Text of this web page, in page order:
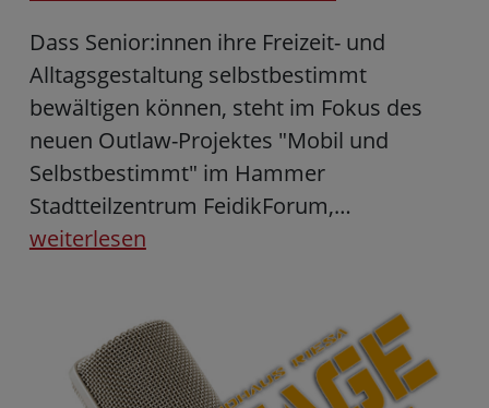
Dass Senior:innen ihre Freizeit- und
Alltagsgestaltung selbstbestimmt
bewältigen können, steht im Fokus des
neuen Outlaw-Projektes "Mobil und
Selbstbestimmt" im Hammer
Stadtteilzentrum FeidikForum,…
weiterlesen